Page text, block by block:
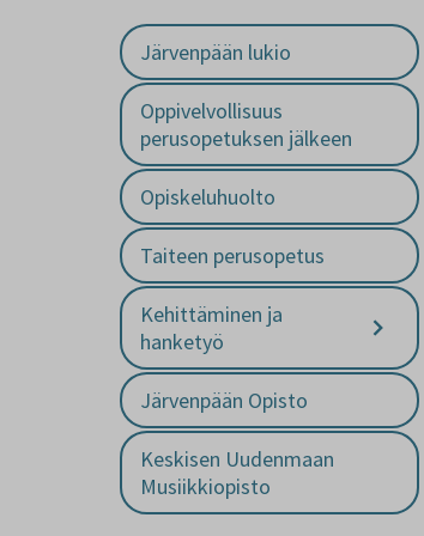
Järvenpään lukio
Oppivelvollisuus
perusopetuksen jälkeen
Opiskeluhuolto
Taiteen perusopetus
Kehittäminen ja
hanketyö
Järvenpään Opisto
Keskisen Uudenmaan
Musiikkiopisto